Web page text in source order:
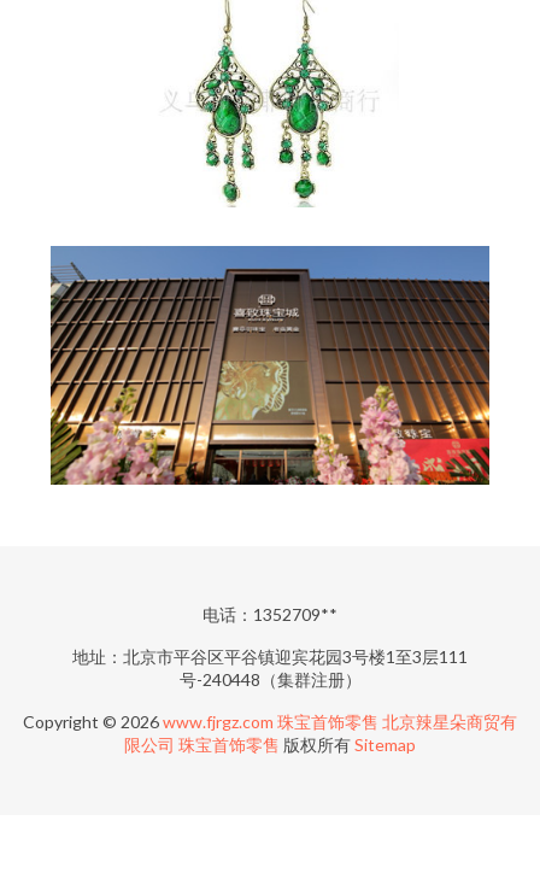
电话：1352709**
地址：北京市平谷区平谷镇迎宾花园3号楼1至3层111
号-240448（集群注册）
Copyright © 2026www.fjrgz.com 珠宝首饰零售 北京辣星朵商贸有
限公司 珠宝首饰零售 版权所有Sitemap